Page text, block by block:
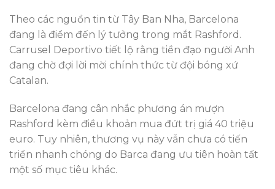
Theo các nguồn tin từ Tây Ban Nha, Barcelona
đang là điểm đến lý tưởng trong mắt Rashford.
Carrusel Deportivo tiết lộ rằng tiền đạo người Anh
đang chờ đợi lời mời chính thức từ đội bóng xứ
Catalan.
Barcelona đang cân nhắc phương án mượn
Rashford kèm điều khoản mua đứt trị giá 40 triệu
euro. Tuy nhiên, thương vụ này vẫn chưa có tiến
triển nhanh chóng do Barca đang ưu tiên hoàn tất
một số mục tiêu khác.